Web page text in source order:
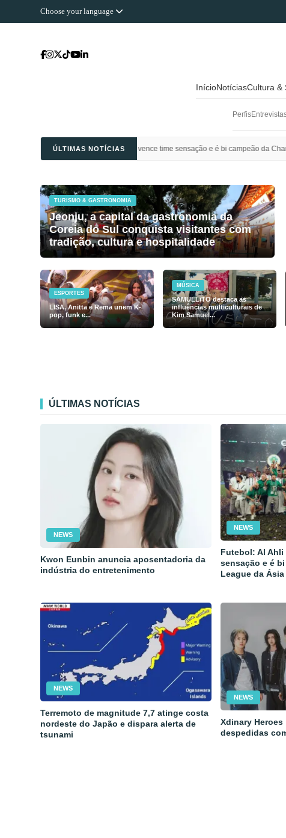
Choose your language
InícioNotíciasCultura &
Perfis
ÚLTIMAS NOTÍCIAS
Saudi vence time sensação e é bi campeão da Champions League da Ásia
TURISMO & GASTRONOMIA
Jeonju, a capital da gastronomia da
Coreia do Sul conquista visitantes com
tradição, cultura e hospitalidade
ESPORTES
LISA, Anitta e Rema unem K-
pop, funk e...
MÚSICA
SAMUELiTO destaca as
influências multiculturais de
Kim Samuel...
ÚLTIMAS NOTÍCIAS
NEWS
Kwon Eunbin anuncia aposentadoria da
indústria do entretenimento
NEWS
Futebol: Al Ahli
sensação e é
League da Ásia
NEWS
Terremoto de magnitude 7,7 atinge costa
nordeste do Japão e dispara alerta de
tsunami
NEWS
Xdinary
despedidas